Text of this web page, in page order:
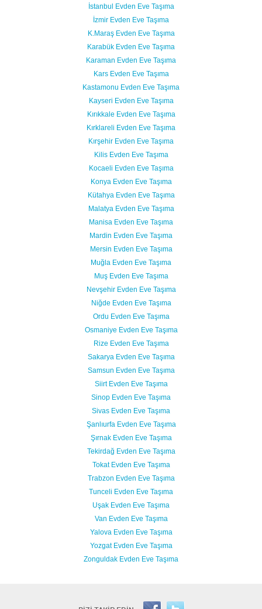
İstanbul Evden Eve Taşıma
İzmir Evden Eve Taşıma
K.Maraş Evden Eve Taşıma
Karabük Evden Eve Taşıma
Karaman Evden Eve Taşıma
Kars Evden Eve Taşıma
Kastamonu Evden Eve Taşıma
Kayseri Evden Eve Taşıma
Kırıkkale Evden Eve Taşıma
Kırklareli Evden Eve Taşıma
Kırşehir Evden Eve Taşıma
Kilis Evden Eve Taşıma
Kocaeli Evden Eve Taşıma
Konya Evden Eve Taşıma
Kütahya Evden Eve Taşıma
Malatya Evden Eve Taşıma
Manisa Evden Eve Taşıma
Mardin Evden Eve Taşıma
Mersin Evden Eve Taşıma
Muğla Evden Eve Taşıma
Muş Evden Eve Taşıma
Nevşehir Evden Eve Taşıma
Niğde Evden Eve Taşıma
Ordu Evden Eve Taşıma
Osmaniye Evden Eve Taşıma
Rize Evden Eve Taşıma
Sakarya Evden Eve Taşıma
Samsun Evden Eve Taşıma
Siirt Evden Eve Taşıma
Sinop Evden Eve Taşıma
Sivas Evden Eve Taşıma
Şanlıurfa Evden Eve Taşıma
Şırnak Evden Eve Taşıma
Tekirdağ Evden Eve Taşıma
Tokat Evden Eve Taşıma
Trabzon Evden Eve Taşıma
Tunceli Evden Eve Taşıma
Uşak Evden Eve Taşıma
Van Evden Eve Taşıma
Yalova Evden Eve Taşıma
Yozgat Evden Eve Taşıma
Zonguldak Evden Eve Taşıma